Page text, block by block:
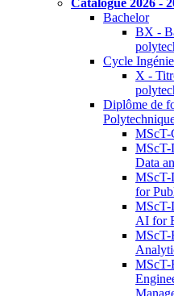
Catalogue 2026 -
Bachelor
BX -
Cycle
X -
Diplôme de
MScT-
MScT-
Data
MScT-
for
MScT-
AI for
MScT-
MScT-